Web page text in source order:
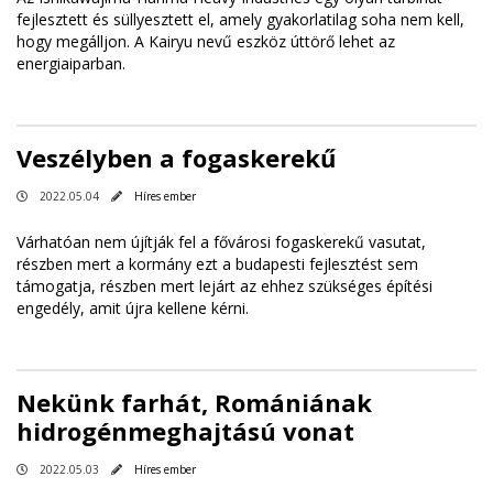
fejlesztett és süllyesztett el, amely gyakorlatilag soha nem kell,
hogy megálljon. A Kairyu nevű eszköz úttörő lehet az
energiaiparban.
Veszélyben a fogaskerekű
2022.05.04 Híres ember
Várhatóan nem újítják fel a fővárosi fogaskerekű vasutat,
részben mert a kormány ezt a budapesti fejlesztést sem
támogatja, részben mert lejárt az ehhez szükséges építési
engedély, amit újra kellene kérni.
Nekünk farhát, Romániának
hidrogénmeghajtású vonat
2022.05.03 Híres ember